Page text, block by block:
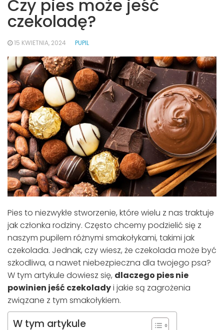
Czy pies może jeść
czekoladę?
15 KWIETNIA, 2024 PUPIL
Pies to niezwykłe stworzenie, które wielu z nas traktuje
jak członka rodziny. Często chcemy podzielić się z
naszym pupilem różnymi smakołykami, takimi jak
czekolada. Jednak, czy wiesz, że czekolada może być
szkodliwa, a nawet niebezpieczna dla twojego psa?
W tym artykule dowiesz się, dlaczego pies nie
powinien jeść czekoladyi jakie są zagrożenia
związane z tym smakołykiem.
W tym artykule